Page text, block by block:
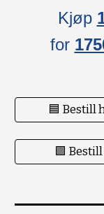
Kjøp
for
🟦 Bestill
🟪